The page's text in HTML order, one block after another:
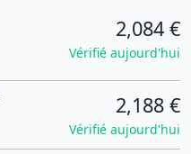
2,084 €
Vérifié aujourd'hui
2,188 €
Vérifié aujourd'hui